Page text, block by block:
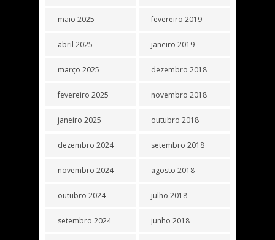
maio 2025
abril 2025
março 2025
fevereiro 2025
janeiro 2025
dezembro 2024
novembro 2024
outubro 2024
setembro 2024
fevereiro 2019
janeiro 2019
dezembro 2018
novembro 2018
outubro 2018
setembro 2018
agosto 2018
julho 2018
junho 2018